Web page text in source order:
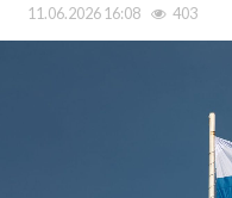
11.06.2026 16:08 403